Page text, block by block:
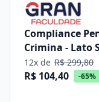
Compliance
Crimina - Lato
12x de R$ 299,80
R$ 104,40 -65%